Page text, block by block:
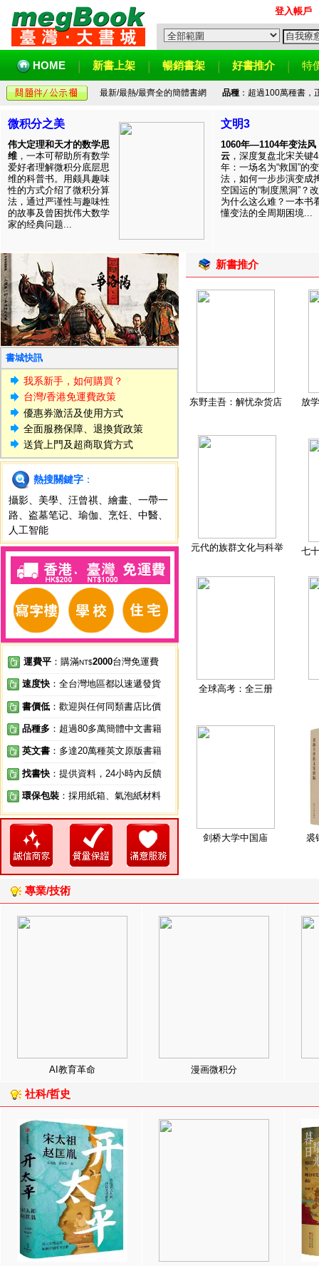
登入帳戶
HOME 新書上架 暢銷書架 好書推介 特
最新/最熱/最齊全的簡體書網 品種：超過100萬種書，
微积分之美
伟大定理和天才的数学思
维 ，一本可帮助所有数学
爱好者理解微积分底层思
维的科普书。用颇具趣味
性的方式介绍了微积分算
法，通过严谨性与趣味性
的故事及曾困扰伟大数学
家的经典问题...
文明3
1060年—1104年变法风
云 ，深度复盘北宋关键
年：一场名为“救国”的变
法，如何一步步演变成
空国运的“制度黑洞”？
为什么这么难？一本书
懂变法的全周期困境...
書城快訊
我系新手，如何購買？
台灣/香港免運費政策
優惠券激活及使用方式
全面服務保障、退換貨政策
送貨上門及超商取貨方式
熱搜關鍵字 ：
攝影
美學 汪曾祺 繪畫
一帶一
路
盗墓笔记 瑜伽 烹饪 中醫
人工智能
運費平 ：購滿NT$2000台灣免運費
速度快 ：全台灣地區都以速遞發貨
書價低 ：歡迎與任何同類書店比價
品種多 ：超過80多萬簡體中文書籍
英文書 ：多達20萬種英文原版書籍
找書快 ：提供資料，24小時內反饋
環保包裝 ：採用紙箱、氣泡紙材料
新書推介
东野圭吾：解忧杂货店 放
元代的族群文化与科举 七
全球高考：全三册
剑桥大学中国庙 裘
專業/技術
AI教育革命 漫画微积分
社科/哲史